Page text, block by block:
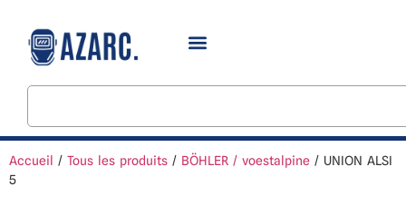
Accueil / Tous les produits / BÖHLER / voestalpine / UNION ALSI
5